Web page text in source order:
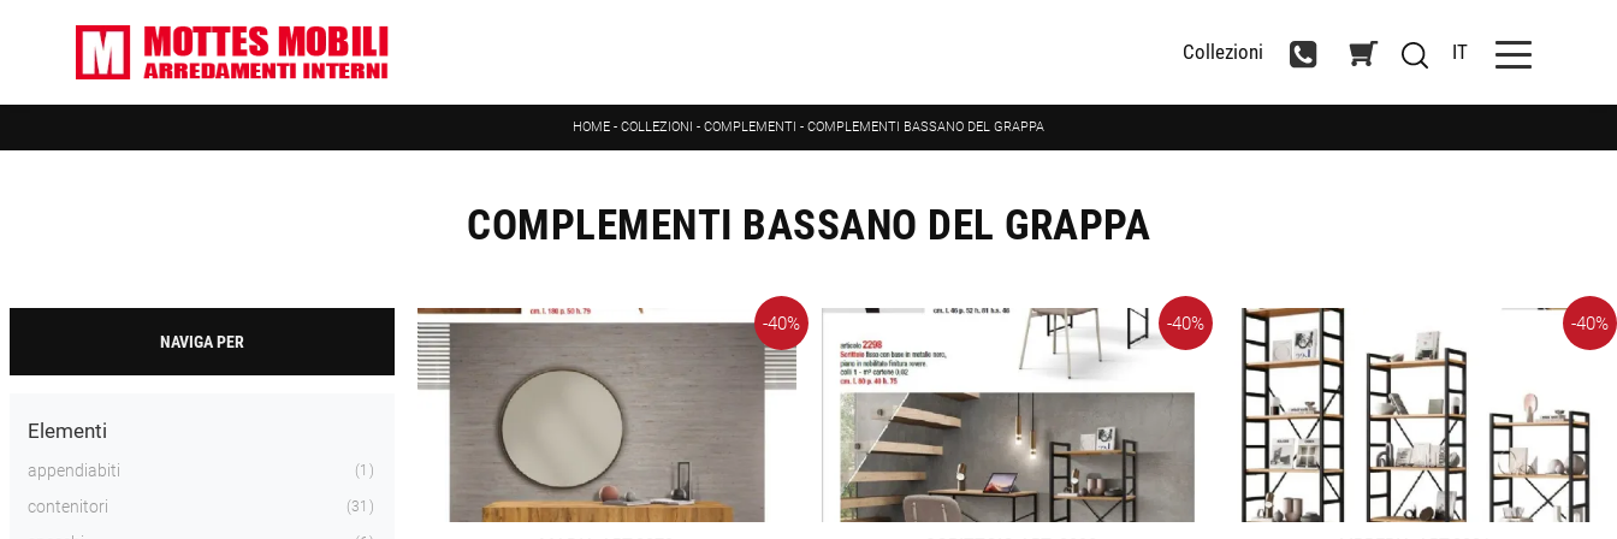
Collezioni IT
HOME - COLLEZIONI - COMPLEMENTI - COMPLEMENTI BASSANO DEL GRAPPA
COMPLEMENTI BASSANO DEL GRAPPA
NAVIGA PER
Elementi
appendiabiti 1
contenitori 31
-40% -40% -40%